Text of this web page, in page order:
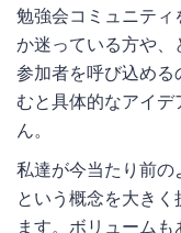
勉強会コミュニティ
か迷っている方や、
参加者を呼び込め
むと具体的なアイ
ん。
私達が今当たり前の
という概念を大き
ます。ボリュームも